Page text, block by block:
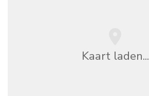
Kaart laden...